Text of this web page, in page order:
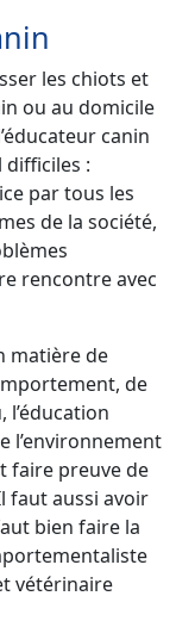
les chiots et
ou au domicile
canin
:
par tous les
de la société,
rencontre avec
matière de
de
l’environnement
faire preuve de
faut aussi avoir
bien faire la
vétérinaire